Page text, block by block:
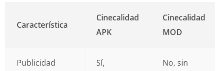
Característica
Cinecalidad
APK
Cinecalidad
MOD
Publicidad
Sí,
No, sin